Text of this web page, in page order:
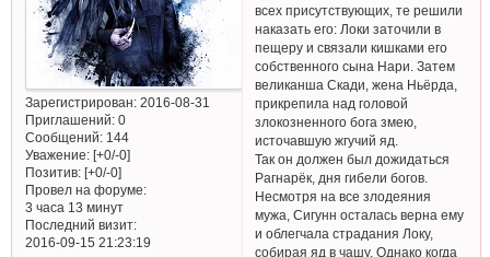
Зарегистрирован: 2016-08-31
Приглашений:0
Сообщений:144
Уважение: [+0/-0]
Позитив: [+0/-0]
Провел на форуме:
3 часа 13 минут
Последний визит:
2016-09-15 21:23:19
всех присутствующих, те решили
наказать его: Локи заточили в
пещеру и связали кишками его
собственного сына Нари. Затем
великанша Скади, жена Ньёрда,
прикрепила над головой
злокозненного бога змею,
источавшую жгучий яд.
Так он должен был дожидаться
Рагнарёк, дня гибели богов.
Несмотря на все злодеяния
мужа, Сигунн осталась верна ему
и облегчала страдания Локу,
собирая яд в чашу. Однако когда